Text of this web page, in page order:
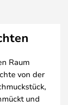
Raum
von der
und